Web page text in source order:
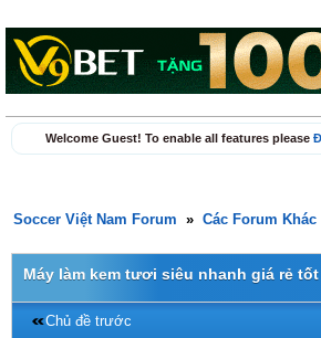
Welcome Guest! To enable all features please
Soccer Việt Nam Forum » Các Forum Khác
Máy làm kem tươi siêu nhanh giá rẻ
Chủ đề trước